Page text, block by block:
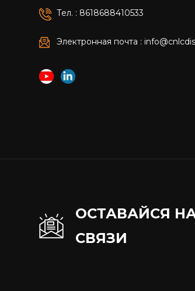
Тел. : 8618688410533
Электронная почта :
ОСТАВАЙСЯ
СВЯЗИ